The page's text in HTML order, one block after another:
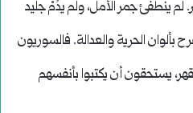
لم ينطفئ جمر الأمل، ولم يدُمْ جليد
بألوان الحرية والعدالة. فالسوريون
يستحقون أن يكتبوا بأنفسهم